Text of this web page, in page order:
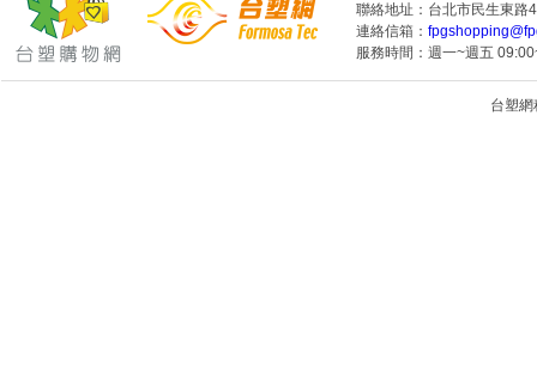
聯絡地址：台北市民生東路
連絡信箱：
服務時間：週一~週五
台塑